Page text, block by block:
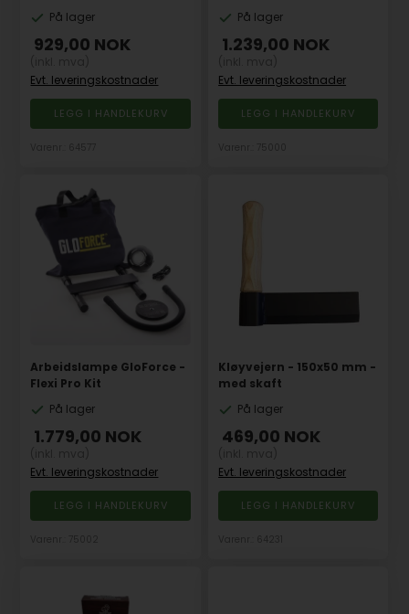
På lager
929,00 NOK
Evt. leveringskostnader
På lager
1.239,00 NOK
Evt. leveringskostnader
Arbeidslampe GloForce -
Flexi Pro Kit
På lager
1.779,00 NOK
Evt. leveringskostnader
Kløyvejern - 150x50 mm -
med skaft
På lager
469,00 NOK
Evt. leveringskostnader